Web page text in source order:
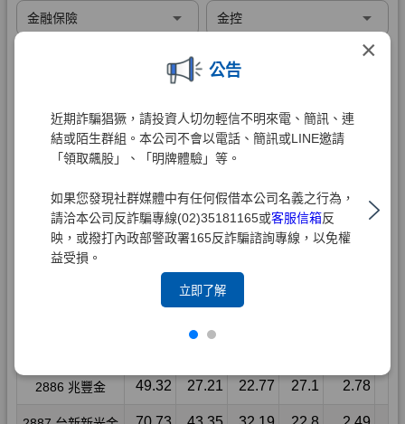
×
公告
近期詐騙猖獗，請投資人切勿輕信不明來電、簡訊、連
結或陌生群組。本公司不會以電話、簡訊或LINE邀請
「領取飆股」、「明牌體驗」等。
如果您發現社群媒體中有任何假借本公司名義之行為，
請洽本公司反詐騙專線(02)35181165或客服信箱反
映，或撥打內政部警政署165反詐騙諮詢專線，以免權
益受損。
立即了解